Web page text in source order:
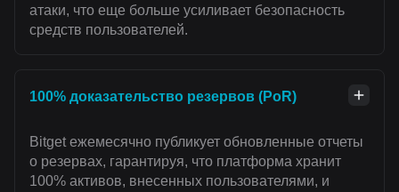
атаки, что еще больше усиливает безопасность
средств пользователей.
100% доказательство резервов (PoR)
Bitget ежемесячно публикует обновленные отчеты
о резервах, гарантируя, что платформа хранит
100% активов, внесенных пользователями, и